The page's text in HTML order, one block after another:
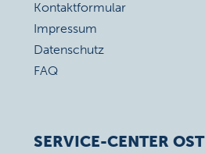
Kontaktformular
Impressum
Datenschutz
FAQ
SERVICE-CENTER OST